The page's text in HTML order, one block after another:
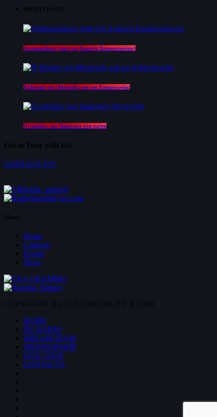
RECENT POSTS
Αντανακλάσεις (από την Αριστέα Σταυροπούλου)
Η Δύναμη της Μουσικής και της Επικοινωνίας
Οι παγίδες των διακοπών στη σχέση
Get in Tune with Us!
CONTACT US!
Menu
Home
Contacts
Events
News
COPYRIGHT (C) 2025 DREAMCITY RADIO
HOME
DC RADIO
DREAM TEAM
SPONSORSHIP
LIVE CHAT
CONTACTS